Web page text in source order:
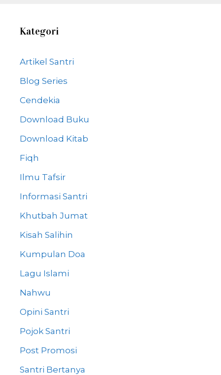
Kategori
Artikel Santri
Blog Series
Cendekia
Download Buku
Download Kitab
Fiqh
Ilmu Tafsir
Informasi Santri
Khutbah Jumat
Kisah Salihin
Kumpulan Doa
Lagu Islami
Nahwu
Opini Santri
Pojok Santri
Post Promosi
Santri Bertanya